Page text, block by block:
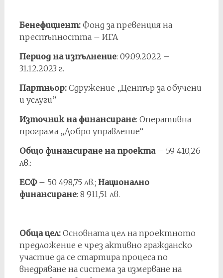
Бенефициент: Фонд за превенция на
престъпността – ИГА
Период на изпълнение: 09.09.2022 –
31.12.2023 г.
Партньор:Сдружение „Център за обучени
и услуги”
Източник на финансиране: Оперативна
програма „Добро управление“
Общо финансиране на проекта– 59 410,26
лв.:
ЕСФ – 50 498,75 лв.; Национално
финансиране: 8 911,51 лв.
Обща цел:Основната цел на проектното
предложение е чрез активно гражданско
участие да се стартира процеса по
внедряване на система за измерване на